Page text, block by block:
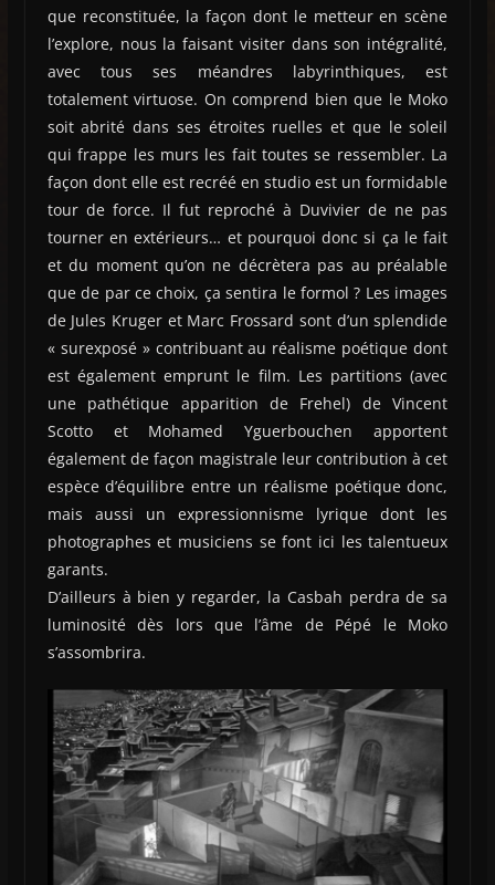
que reconstituée, la façon dont le metteur en scène
l’explore, nous la faisant visiter dans son intégralité,
avec tous ses méandres labyrinthiques, est
totalement virtuose. On comprend bien que le Moko
soit abrité dans ses étroites ruelles et que le soleil
qui frappe les murs les fait toutes se ressembler. La
façon dont elle est recréé en studio est un formidable
tour de force. Il fut reproché à Duvivier de ne pas
tourner en extérieurs… et pourquoi donc si ça le fait
et du moment qu’on ne décrètera pas au préalable
que de par ce choix, ça sentira le formol ? Les images
de Jules Kruger et Marc Frossard sont d’un splendide
« surexposé » contribuant au réalisme poétique dont
est également emprunt le film. Les partitions (avec
une pathétique apparition de Frehel) de Vincent
Scotto et Mohamed Yguerbouchen apportent
également de façon magistrale leur contribution à cet
espèce d’équilibre entre un réalisme poétique donc,
mais aussi un expressionnisme lyrique dont les
photographes et musiciens se font ici les talentueux
garants.
D’ailleurs à bien y regarder, la Casbah perdra de sa
luminosité dès lors que l’âme de Pépé le Moko
s’assombrira.